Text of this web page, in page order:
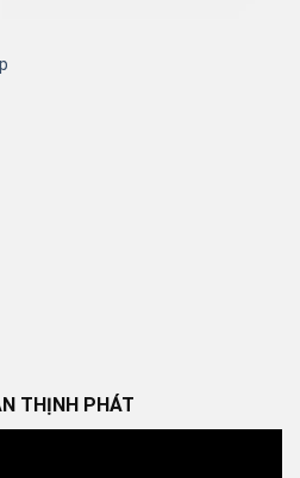
THỊNH PHÁT